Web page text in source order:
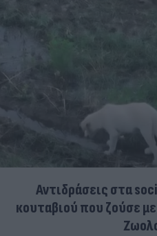
Αντιδράσεις στα
κουταβιού που ζούσε